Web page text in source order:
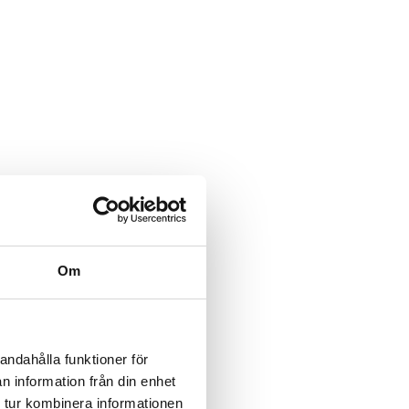
Om
funktioner för
information från din enhet
kombinera informationen